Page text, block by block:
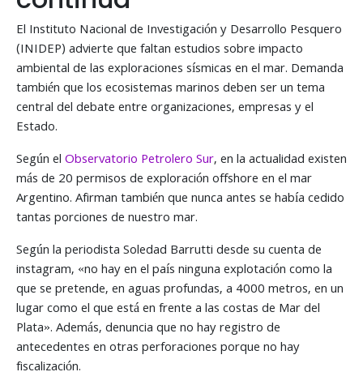
El Instituto Nacional de Investigación y Desarrollo Pesquero
(INIDEP) advierte que faltan estudios sobre impacto
ambiental de las exploraciones sísmicas en el mar. Demanda
también que los ecosistemas marinos deben ser un tema
central del debate entre organizaciones, empresas y el
Estado.
Según elObservatorio Petrolero Sur, en la actualidad existen
más de 20 permisos de exploración offshore en el mar
Argentino. Afirman también que nunca antes se había cedido
tantas porciones de nuestro mar.
Según la periodista Soledad Barrutti desde su cuenta de
instagram, «no hay en el país ninguna explotación como la
que se pretende, en aguas profundas, a 4000 metros, en un
lugar como el que está en frente a las costas de Mar del
Plata». Además, denuncia que no hay registro de
antecedentes en otras perforaciones porque no hay
fiscalización.